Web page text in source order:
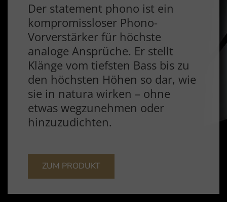
Der statement phono ist ein
kompromissloser Phono-
Vorverstärker für höchste
analoge Ansprüche. Er stellt
Klänge vom tiefsten Bass bis zu
den höchsten Höhen so dar, wie
sie in natura wirken – ohne
etwas wegzunehmen oder
hinzuzudichten.
ZUM PRODUKT